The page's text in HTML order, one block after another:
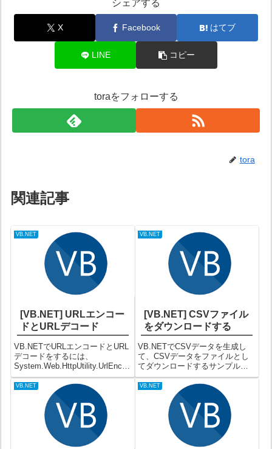
シェアする
X Facebook はてブ
LINE コピー
toraをフォローする
tora
関連記事
VB.NET
[VB.NET] URLエンコー
ドとURLデコード
VB.NETでURLエンコードとURL
デコードをするには、
System.Web.HttpUtility.UrlEncod
e、
System.Web.HttpUtility.UrlDecod
e を使用します。サンプル例1）
URLエンコードをする...
VB.NET
[VB.NET] CSVファイル
をダウンロードする
VB.NETでCSVデータを生成し
て、CSVデータをファイルとし
てダウンロードするサンプルで
す。サンプル例）CSVファイル
をダウンロードするサンプル備
考文字コードは、Excelで表示さ
せるのであれば、Shift-JISで出
力してください。区...
VB.NET VB.NET